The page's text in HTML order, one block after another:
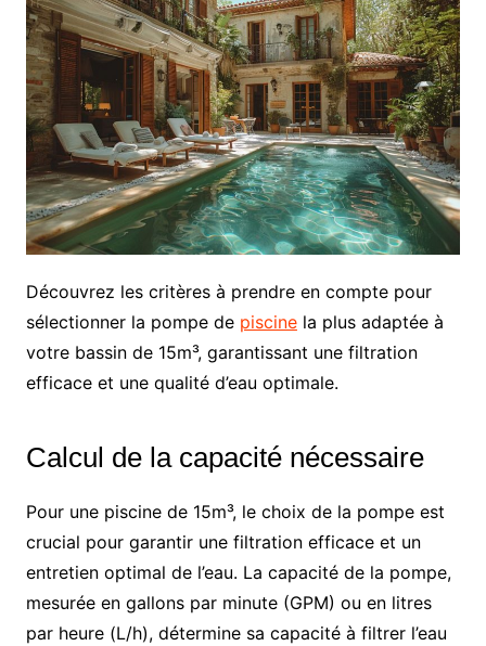
Découvrez les critères à prendre en compte pour
sélectionner la pompe de piscinela plus adaptée à
votre bassin de 15m³, garantissant une filtration
efficace et une qualité d’eau optimale.
Calcul de la capacité nécessaire
Pour une piscine de 15m³, le choix de la pompe est
crucial pour garantir une filtration efficace et un
entretien optimal de l’eau. La capacité de la pompe,
mesurée en gallons par minute (GPM) ou en litres
par heure (L/h), détermine sa capacité à filtrer l’eau